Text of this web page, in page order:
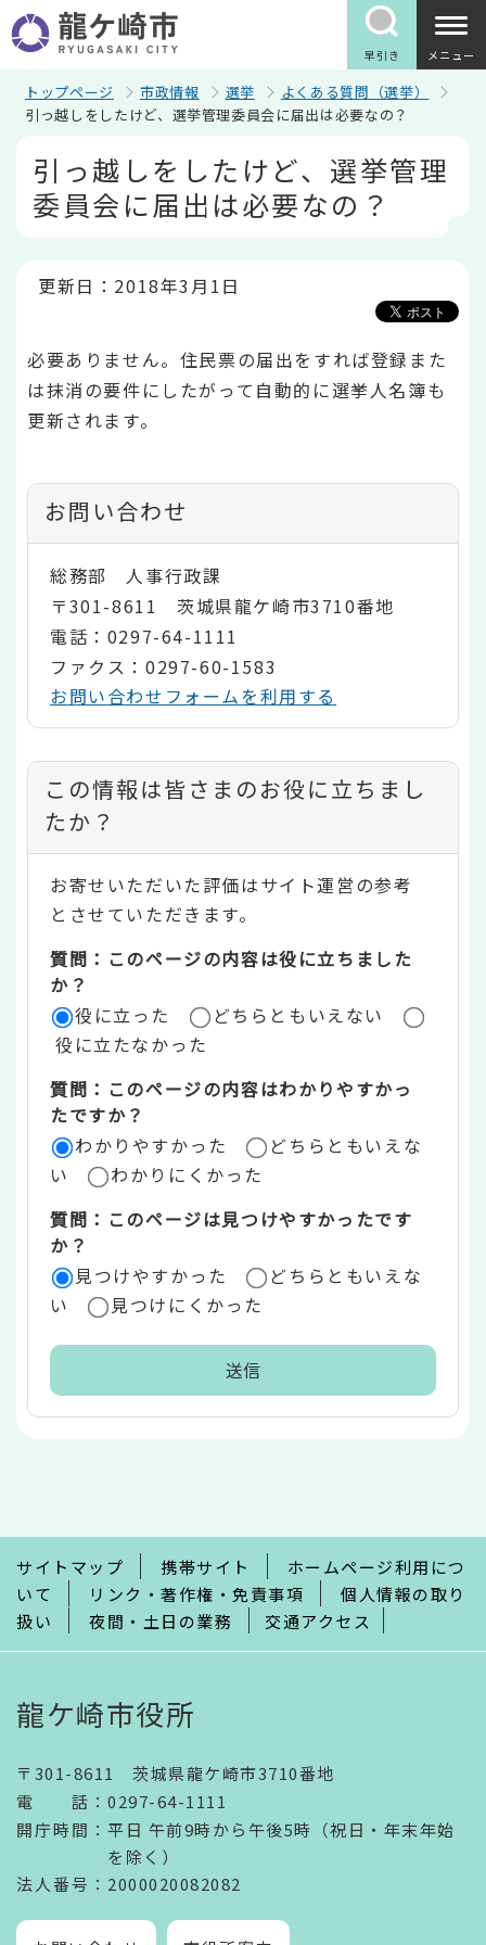
の
ペ
早引き メニュー
トップページ 市政情報 選挙
よくある質問（選挙）
引っ越しをしたけど、選挙管理委員会に届出は必要なの？
引っ越しをしたけど、選挙管理
委員会に届出は必要なの？
更新日：2018年3月1日
必要ありません。住民票の届出をすれば登録また
は抹消の要件にしたがって自動的に選挙人名簿も
更新されます。
お問い合わせ
総務部 人事行政課
〒301-8611 茨城県龍ケ崎市3710番地
電話：0297-64-1111
ファクス：0297-60-1583
お問い合わせフォームを利用する
コ
ン
テ
ン
ツ
評
価
リ
ア
この情報は皆さまのお役に立ちまし
たか？
お寄せいただいた評価はサイト運営の参考
とさせていただきます。
質問：このページの内容は役に立ちました
か？
役に立った
どちらともいえない
役に立たなかった
質問：このページの内容はわかりやすかっ
たですか？
わかりやすかった
どちらともいえな
い
わかりにくかった
質問：このページは見つけやすかったです
か？
見つけやすかった
どちらともいえな
い
見つけにくかった
で
サイトマップ 携帯サイト
ホームページ利用につ
いて
リンク・著作権・免責事項
個人情報の取り
扱い
夜間・土日の業務 交通アクセス
龍ケ崎市役所
〒301-8611 茨城県龍ケ崎市3710番地
電話 ： 0297-64-1111
開庁時間 ： 平日 午前9時から午後5時（祝日・年末年始
を除く）
法人番号 ：2000020082082